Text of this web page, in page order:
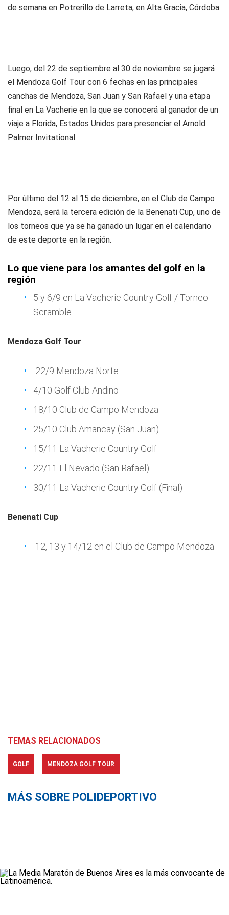
de semana en Potrerillo de Larreta, en Alta Gracia, Córdoba.
Luego, del 22 de septiembre al 30 de noviembre se jugará
el Mendoza Golf Tour con 6 fechas en las principales
canchas de Mendoza, San Juan y San Rafael y una etapa
final en La Vacherie en la que se conocerá al ganador de un
viaje a Florida, Estados Unidos para presenciar el Arnold
Palmer Invitational.
Por último del 12 al 15 de diciembre, en el Club de Campo
Mendoza, será la tercera edición de la Benenati Cup, uno de
los torneos que ya se ha ganado un lugar en el calendario
de este deporte en la región.
Lo que viene para los amantes del golf en la
región
5 y 6/9 en La Vacherie Country Golf / Torneo
Scramble
Mendoza Golf Tour
22/9 Mendoza Norte
4/10 Golf Club Andino
18/10 Club de Campo Mendoza
25/10 Club Amancay (San Juan)
15/11 La Vacherie Country Golf
22/11 El Nevado (San Rafael)
30/11 La Vacherie Country Golf (Final)
Benenati Cup
12, 13 y 14/12 en el Club de Campo Mendoza
TEMAS RELACIONADOS
GOLF MENDOZA GOLF TOUR
MÁS SOBRE POLIDEPORTIVO